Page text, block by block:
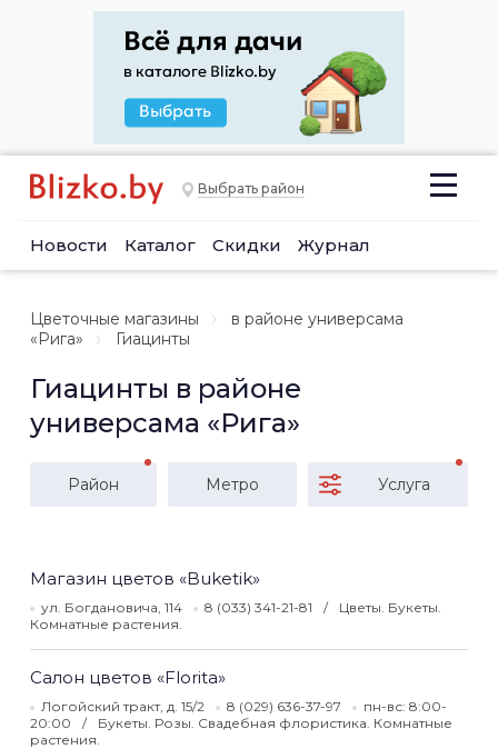
Выбрать район
Новости Каталог Скидки Журнал
Цветочные магазины
в районе универсама
«Рига»
Гиацинты
Гиацинты в районе
универсама «Рига»
Район Метро Услуга
Магазин цветов «Buketik»
ул. Богдановича, 114 8 (033) 341-21-81
Цветы. Букеты.
Комнатные растения.
Салон цветов «Florita»
Логойский тракт, д. 15/2 8 (029) 636-37-97
пн-вс: 8:00-
20:00
Букеты. Розы. Свадебная флористика. Комнатные
растения.